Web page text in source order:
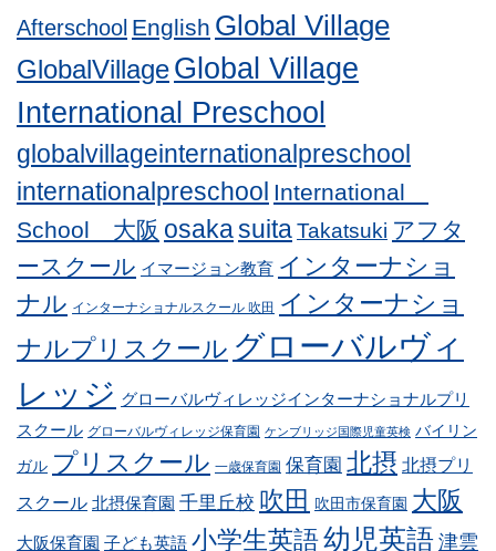
Afterschool English Global Village
GlobalVillageGlobal Village
International Preschool
globalvillageinternationalpreschool
internationalpreschool International
School 大阪 osakasuitaTakatsuki アフタ
ースクール イマージョン教育 インターナショ
ナル インターナショナルスクール 吹田
インターナショ
ナルプリスクール グローバルヴィ
レッジ グローバルヴィレッジインターナショナルプリ
スクール グローバルヴィレッジ保育園 ケンブリッジ国際児童英検 バイリン
ガル プリスクール 一歳保育園 保育園 北摂 北摂プリ
スクール 北摂保育園 千里丘校 吹田 吹田市保育園 大阪
大阪保育園 子ども英語 小学生英語幼児英語 津雲